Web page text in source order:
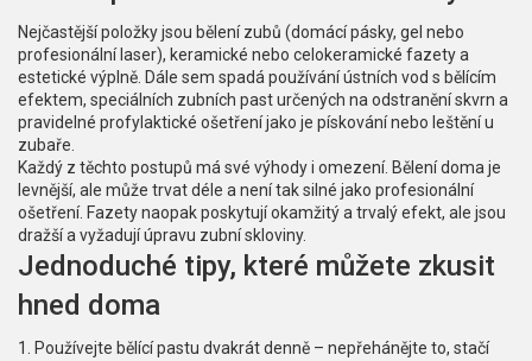
Nejčastější položky jsou bělení zubů (domácí pásky, gel nebo
profesionální laser), keramické nebo celokeramické fazety a
estetické výplně. Dále sem spadá používání ústních vod s bělícím
efektem, speciálních zubních past určených na odstranění skvrn a
pravidelné profylaktické ošetření jako je pískování nebo leštění u
zubaře.
Každý z těchto postupů má své výhody i omezení. Bělení doma je
levnější, ale může trvat déle a není tak silné jako profesionální
ošetření. Fazety naopak poskytují okamžitý a trvalý efekt, ale jsou
dražší a vyžadují úpravu zubní skloviny.
Jednoduché tipy, které můžete zkusit
hned doma
1. Používejte bělící pastu dvakrát denně – nepřehánějte to, stačí